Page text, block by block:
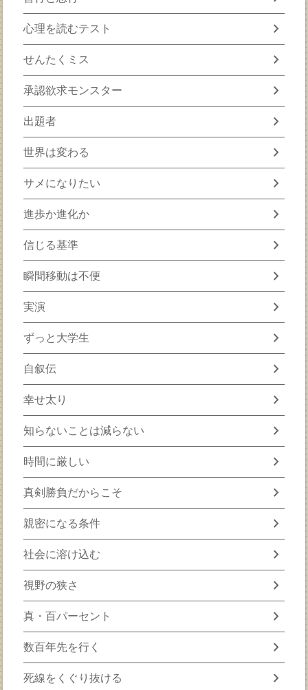
心理を読むテスト chevron_right
せんたくミス chevron_right
承認欲求モンスター chevron_right
出題者 chevron_right
世界は変わる chevron_right
サメになりたい chevron_right
進歩か進化か chevron_right
信じる基準 chevron_right
瞬間移動は不便 chevron_right
実演 chevron_right
ずっと大学生 chevron_right
自叙伝 chevron_right
幸せ太り chevron_right
知らないことは減らない chevron_right
時間に厳しい chevron_right
真剣勝負だからこそ chevron_right
親密になる条件 chevron_right
社会に溶け込む chevron_right
視野の狭さ chevron_right
真・百パーセント chevron_right
数百年先を行く chevron_right
死線をくぐり抜ける chevron_right